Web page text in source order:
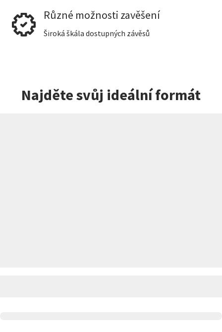
Různé možnosti zavěšení
Široká škála dostupných závěsů
Najděte svůj ideální formát